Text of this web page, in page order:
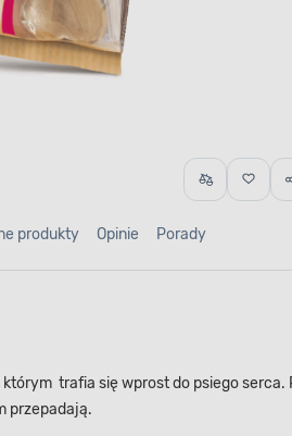
produkty Opinie Porady
trafia się wprost do psiego
przepadają.